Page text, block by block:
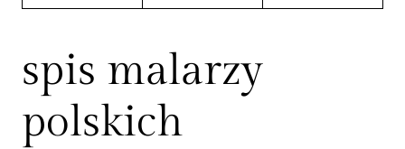
spis malarzy
polskich